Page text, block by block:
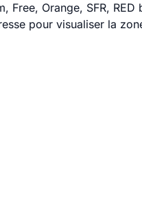
Free, Orange, SFR,
pour visualiser la